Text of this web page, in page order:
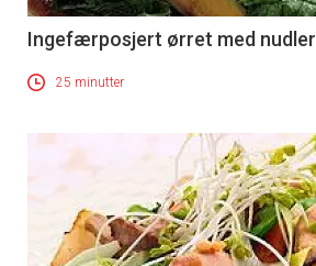
Ingefærposjert ørret med nudler
25 minutter